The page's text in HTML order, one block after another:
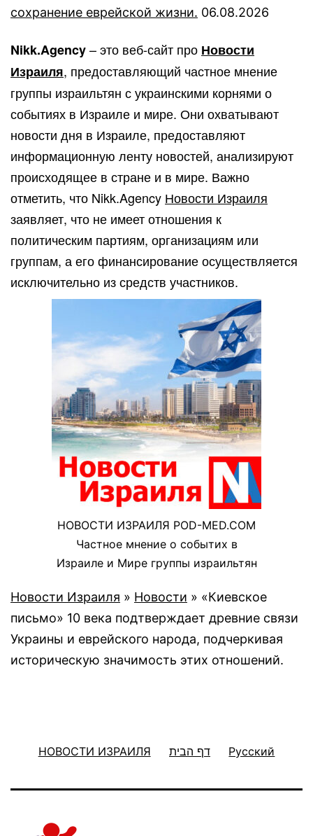
сохранение еврейской жизни. 06.08.2026
Nikk.Agency– это веб-сайт про Новости
Израиля, предоставляющий частное мнение
группы израильтян с украинскими корнями о
событиях в Израиле и мире. Они охватывают
новости дня в Израиле, предоставляют
информационную ленту новостей, анализируют
происходящее в стране и в мире. Важно
отметить, что Nikk.Agency Новости Израиля
заявляет, что не имеет отношения к
политическим партиям, организациям или
группам, а его финансирование осуществляется
исключительно из средств участников.
НОВОСТИ ИЗРАИЛЯ POD-MED.COM
Частное мнение о событих в
Израиле и Мире группы израильтян
Новости Израиля » Новости » «Киевское
письмо» 10 века подтверждает древние связи
Украины и еврейского народа, подчеркивая
историческую значимость этих отношений.
НОВОСТИ ИЗРАИЛЯ דף הבית Русский